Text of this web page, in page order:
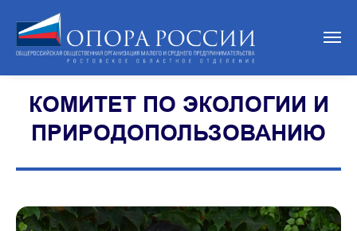
КОМИТЕТ ПО ЭКОЛОГИИ И
ПРИРОДОПОЛЬЗОВАНИЮ